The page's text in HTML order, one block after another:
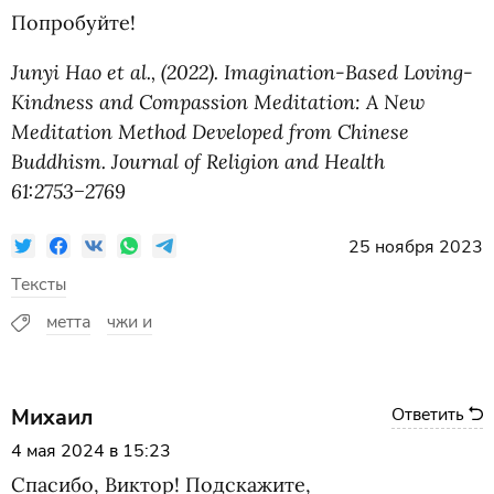
Попробуйте!
Junyi Hao et al., (2022). Imagination-Based Loving-
Kindness and Compassion Meditation: A New
Meditation Method Developed from Chinese
Buddhism. Journal of Religion and Health
61:2753−2769
25 ноября 2023
Тексты
метта
чжи и
Ответить
Михаил
4 мая 2024 в 15:23
Спасибо, Виктор! Подскажите,